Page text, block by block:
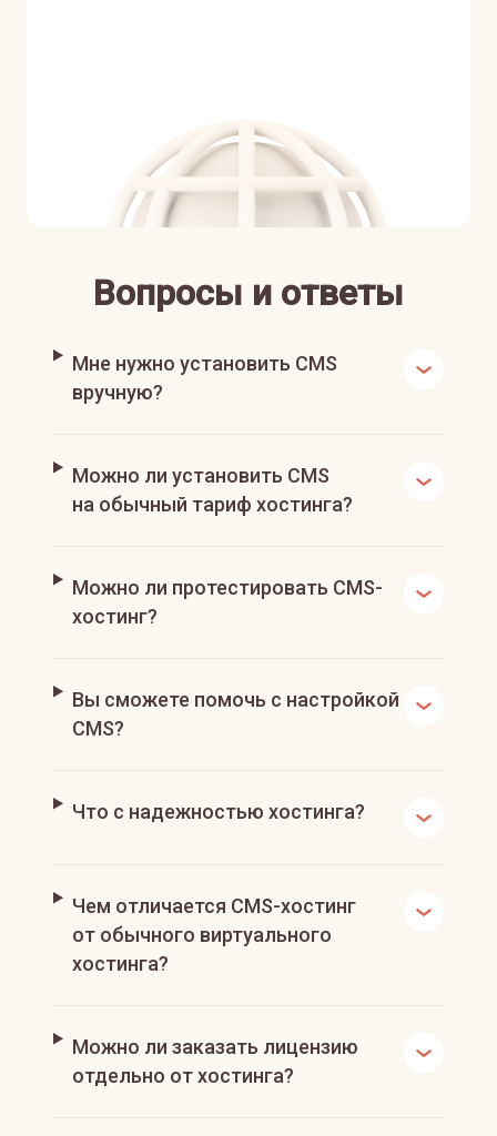
Вопросы и ответы
Мне нужно установить CMS
вручную?
Можно ли установить CMS
на обычный тариф хостинга?
Можно ли протестировать CMS-
хостинг?
Вы сможете помочь с настройкой
CMS?
Что с надежностью хостинга?
Чем отличается CMS-хостинг
от обычного виртуального
хостинга?
Можно ли заказать лицензию
отдельно от хостинга?